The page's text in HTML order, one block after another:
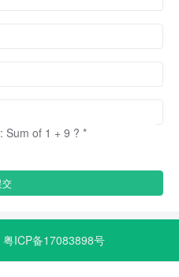
Sum of 1 + 9 ? *
粤ICP备17083898号